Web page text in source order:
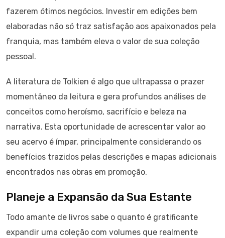
fazerem ótimos negócios. Investir em edições bem
elaboradas não só traz satisfação aos apaixonados pela
franquia, mas também eleva o valor de sua coleção
pessoal.
A literatura de Tolkien é algo que ultrapassa o prazer
momentâneo da leitura e gera profundos análises de
conceitos como heroísmo, sacrifício e beleza na
narrativa. Esta oportunidade de acrescentar valor ao
seu acervo é ímpar, principalmente considerando os
benefícios trazidos pelas descrições e mapas adicionais
encontrados nas obras em promoção.
Planeje a Expansão da Sua Estante
Todo amante de livros sabe o quanto é gratificante
expandir uma coleção com volumes que realmente